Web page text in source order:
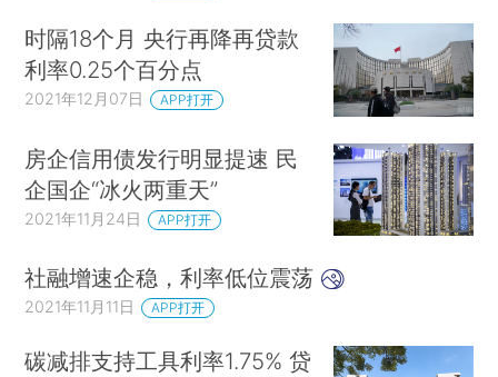
时隔18个月 央行再降再贷款
利率0.25个百分点
2021年12月07日 APP打开
房企信用债发行明显提速 民
企国企“冰火两重天”
2021年11月24日 APP打开
社融增速企稳，利率低位震荡
2021年11月11日 APP打开
碳减排支持工具利率1.75% 贷